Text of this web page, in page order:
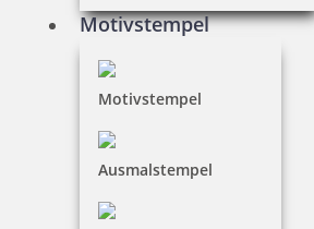
Motivstempel
Motivstempel
Ausmalstempel